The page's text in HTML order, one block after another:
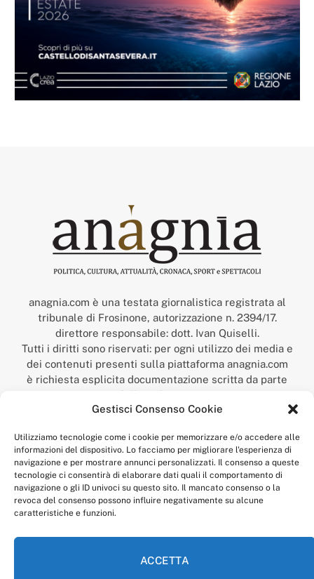
Gestisci Consenso Cookie
Utilizziamo tecnologie come i cookie per memorizzare e/o accedere alle
informazioni del dispositivo. Lo facciamo per migliorare l'esperienza di
navigazione e per mostrare annunci personalizzati. Il consenso a queste
tecnologie ci consentirà di elaborare dati quali il comportamento di
navigazione o gli ID univoci su questo sito. Il mancato consenso o la
revoca del consenso possono influire negativamente su alcune
caratteristiche e funzioni.
ACCETTA
anagnia.com è una testata giornalistica registrata al
tribunale di Frosinone, autorizzazione n. 2394/17.
direttore responsabile: dott. Ivan Quiselli.
Tutti i diritti sono riservati: per ogni utilizzo dei media e
dei contenuti presenti sulla piattaforma anagnia.com
è richiesta esplicita documentazione scritta da parte
della redazione.
“Anagnia” è un marchio registrato presso l’Ufficio Italiano
Economico,
num. registrazione: 302017000014044 del 9 febbraio 2017.
Per contatti:redazione@anagnia.com